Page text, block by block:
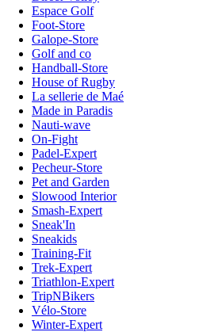
Espace Golf
Foot-Store
Galope-Store
Golf and co
Handball-Store
House of Rugby
La sellerie de Maé
Made in Paradis
Nauti-wave
On-Fight
Padel-Expert
Pecheur-Store
Pet and Garden
Slowood Interior
Smash-Expert
Sneak'In
Sneakids
Training-Fit
Trek-Expert
Triathlon-Expert
TripNBikers
Vélo-Store
Winter-Expert